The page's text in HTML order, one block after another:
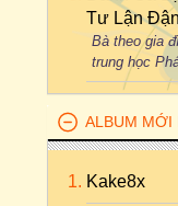
Tư Lận
Bà theo gia
trung học
ALBUM MỚI
Kake8x